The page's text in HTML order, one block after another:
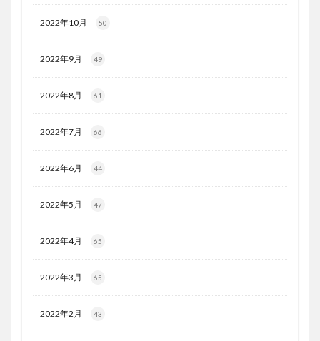
2022年10月 50
2022年9月 49
2022年8月 61
2022年7月 66
2022年6月 44
2022年5月 47
2022年4月 65
2022年3月 65
2022年2月 43